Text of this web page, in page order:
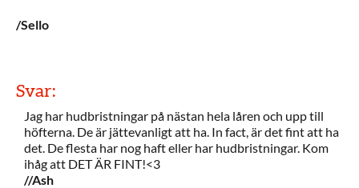
/Sello
Svar:
Jag har hudbristningar på nästan hela låren och upp till
höfterna. De är jättevanligt att ha. In fact, är det fint att ha
det. De flesta har nog haft eller har hudbristningar. Kom
ihåg att DET ÄR FINT!<3
//Ash